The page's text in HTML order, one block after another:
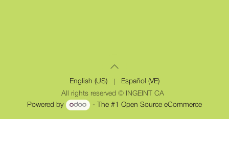
All rights reserved © INGEINT CA
English (US) Español (VE)
Powered by - The #1 Open Source eCommerce